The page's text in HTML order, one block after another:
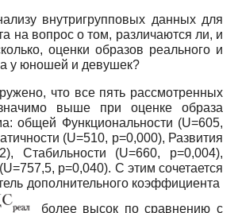
внутригрупповых данных для
на вопрос о том, различаются ли, и
оценки образов реального и
у юношей и девушек?
что все пять рассмотренных
выше при оценке образа
общей Функциональности (U=605,
(U=510, p=0,000), Развития
Стабильности (U=660, p=0,004),
(U=757,5, p=0,040). С этим сочетается
дополнительного коэффициента
более высок по сравнению с